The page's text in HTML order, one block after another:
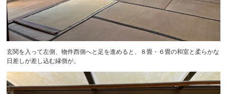
玄関を入って左側、物件西側へと足を進めると、８畳・６畳の和室と柔らかな
日差しが差し込む縁側が。